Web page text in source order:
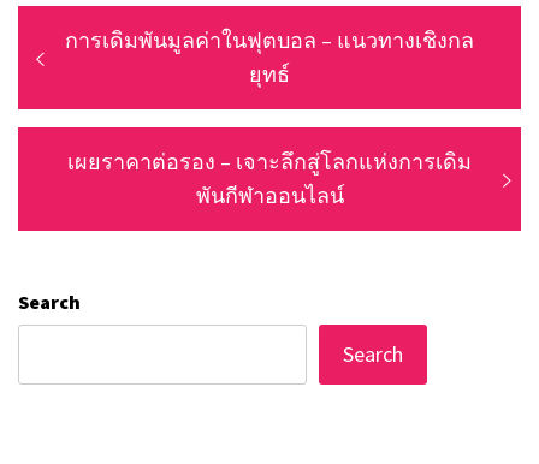
navigation
Previous
การเดิมพันมูลค่าในฟุตบอล – แนวทางเชิงกล
ยุทธ์
Next
เผยราคาต่อรอง – เจาะลึกสู่โลกแห่งการเดิม
พันกีฬาออนไลน์
Search
Search